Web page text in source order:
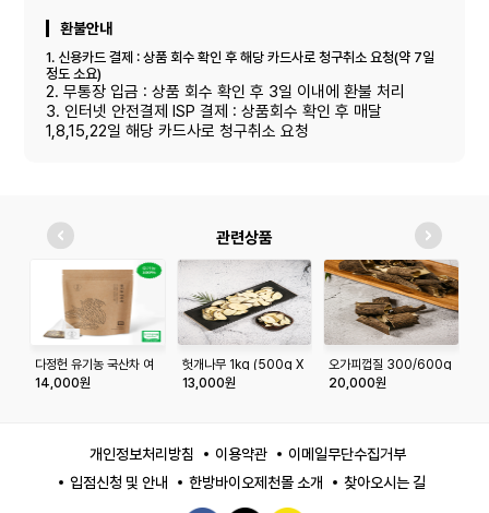
환불안내
1. 신용카드 결제 : 상품 회수 확인 후 해당 카드사로 청구취소 요청(약 7일
정도 소요)
2. 무통장 입금 : 상품 회수 확인 후 3일 이내에 환불 처리
3. 인터넷 안전결제 ISP 결제 : 상품회수 확인 후 매달
1,8,15,22일 해당 카드사로 청구취소 요청
관련상품
다정헌 유기농 국산차 여
주차 20티백+20티백
14,000원
헛개나무 1kg (500g X
2봉)
13,000원
오가피껍질 300/600g
20,000원
개인정보처리방침 이용약관
이메일무단수집거부
입점신청 및 안내
한방바이오제천몰 소개 찾아오시는 길